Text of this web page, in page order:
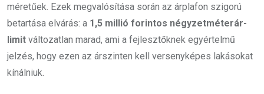
méretűek. Ezek megvalósítása során az árplafon szigorú
betartása elvárás: a 1,5 millió forintos négyzetméterár-
limit változatlan marad, ami a fejlesztőknek egyértelmű
jelzés, hogy ezen az árszinten kell versenyképes lakásokat
kínálniuk.